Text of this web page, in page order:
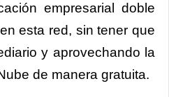
empresarial doble
esta red, sin tener que
y aprovechando la
de manera gratuita.